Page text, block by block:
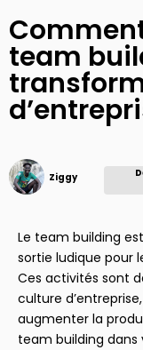
team
Ziggy
Le team building
sortie ludique pour
Ces activités sont
culture
augmenter la
team building dans